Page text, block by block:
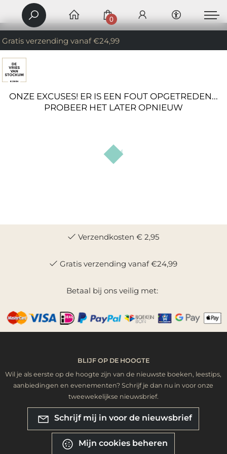
Gratis verzending vanaf €24,99
0
ONZE EXCUSES! ER IS EEN FOUT OPGETREDEN...
PROBEER HET LATER OPNIEUW
Verzendkosten € 2,95
Gratis verzending vanaf €24,99
Betaal bij ons veilig met:
BLIJF OP DE HOOGTE
Wil je als eerste op de hoogte zijn van de nieuwste boeken, leestips,
aanbiedingen en evenementen? Schrijf je dan nu in voor onze
tweewekelijkse nieuwsbrief.
Schrijf mij in voor de nieuwsbrief
Mijn cookies beheren